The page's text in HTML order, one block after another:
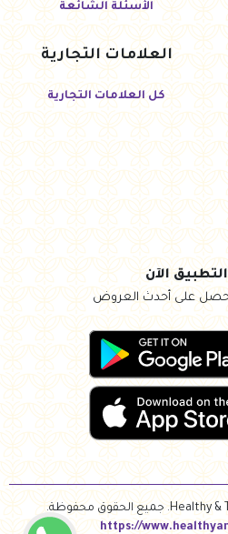
الأسئلة الشائعة
العلامات التجارية
كل العلامات التجارية
الآن
على أحدث العروض
https://